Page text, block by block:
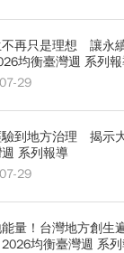
再只是理想 讓永
均衡臺灣週 系列
29
驗到地方治理 揭示
系列報導
29
量！台灣地方創生
均衡臺灣週 系